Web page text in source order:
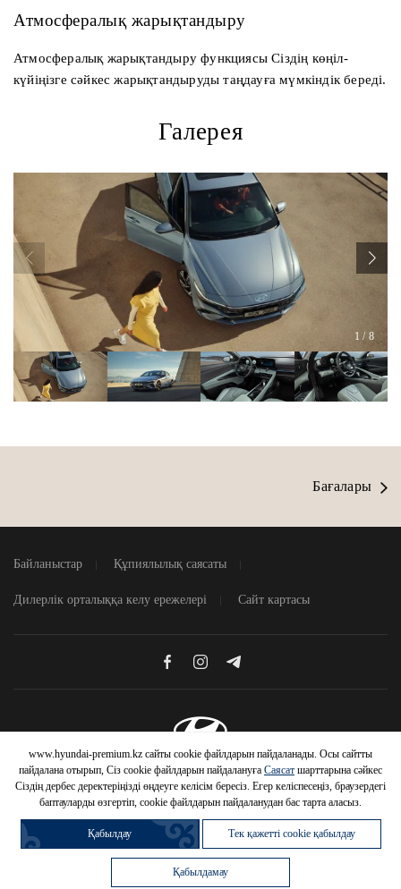
Атмосфералық жарықтандыру
Атмосфералық жарықтандыру функциясы Сіздің көңіл-
күйіңізге сәйкес жарықтандыруды таңдауға мүмкіндік береді.
Галерея
1 / 8
Бағалары
Байланыстар Құпиялылық саясаты
Дилерлік орталыққа келу ережелері Сайт картасы
© 2026 Hyundai Motor Company
www.hyundai-premium.kz сайты cookie файлдарын пайдаланады. Осы сайтты
пайдалана отырып, Сіз cookie файлдарын пайдалануға Саясат шарттарына сәйкес
Сіздің дербес деректеріңізді өңдеуге келісім бересіз. Егер келіспесеңіз, браузердегі
баптауларды өзгертіп, cookie файлдарын пайдаланудан бас тарта аласыз.
Қабылдау Тек қажетті cookie қабылдау
Қабылдамау
HYUNDAI